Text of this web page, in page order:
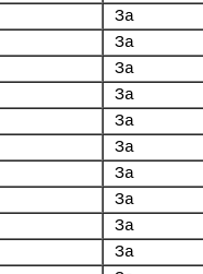
За
За
За
За
За
За
За
За
За
За